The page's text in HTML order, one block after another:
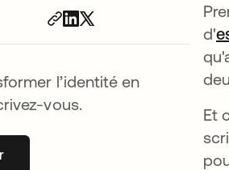
l’identité en
vous.
dans un nouvel onglet
d'
Et